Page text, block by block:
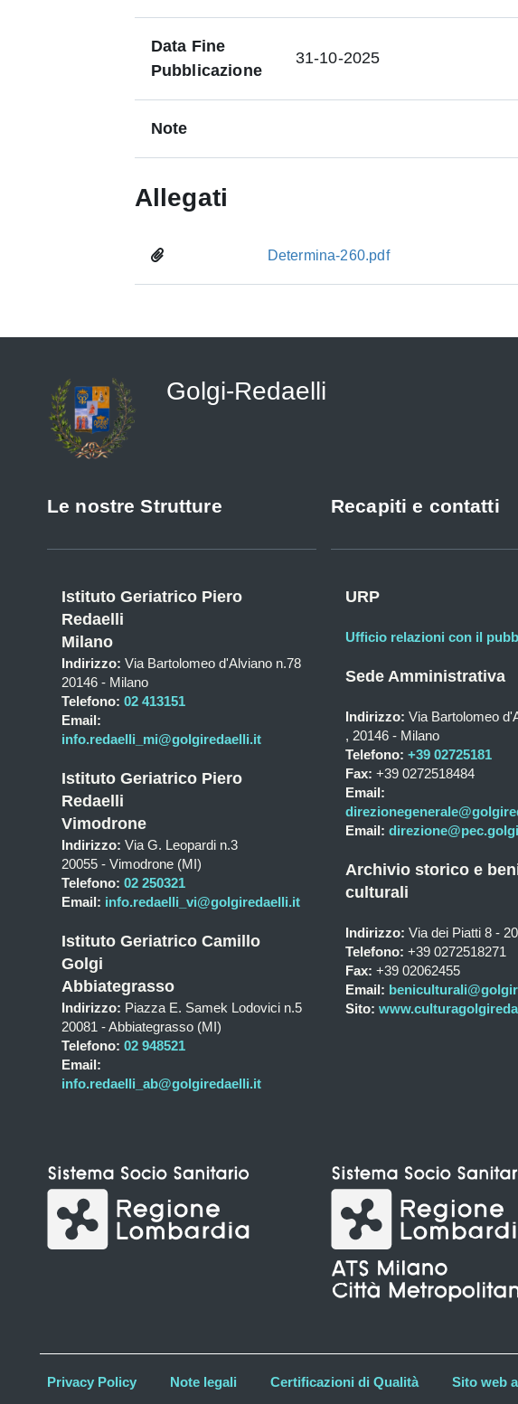
Data Fine
Pubblicazione
31-10-2025
Note
Allegati
Determina-260.pdf
Golgi-Redaelli
Le nostre Strutture
Istituto Geriatrico Piero
Redaelli
Milano
Indirizzo: Via Bartolomeo d'Alviano n.78
20146 - Milano
Telefono: 02 413151
Email:
info.redaelli_mi@golgiredaelli.it
Istituto Geriatrico Piero
Redaelli
Vimodrone
Indirizzo: Via G. Leopardi n.3
20055 - Vimodrone (MI)
Telefono: 02 250321
Email: info.redaelli_vi@golgiredaelli.it
Istituto Geriatrico Camillo
Golgi
Abbiategrasso
Indirizzo: Piazza E. Samek Lodovici n.5
20081 - Abbiategrasso (MI)
Telefono: 02 948521
Email:
info.redaelli_ab@golgiredaelli.it
Recapiti e contatti
URP
Ufficio relazioni con il
Sede Amministrativa
Indirizzo: Via Bartolomeo
, 20146 - Milano
Telefono: +39 02725181
Fax: +39 0272518484
Email:
Email:
Archivio storico e
culturali
Indirizzo: Via dei Piatti 8 -
Telefono: +39 0272518271
Fax: +39 02062455
Email:
Sito:
Privacy Policy Note legali Certificazioni di Qualità Sito web